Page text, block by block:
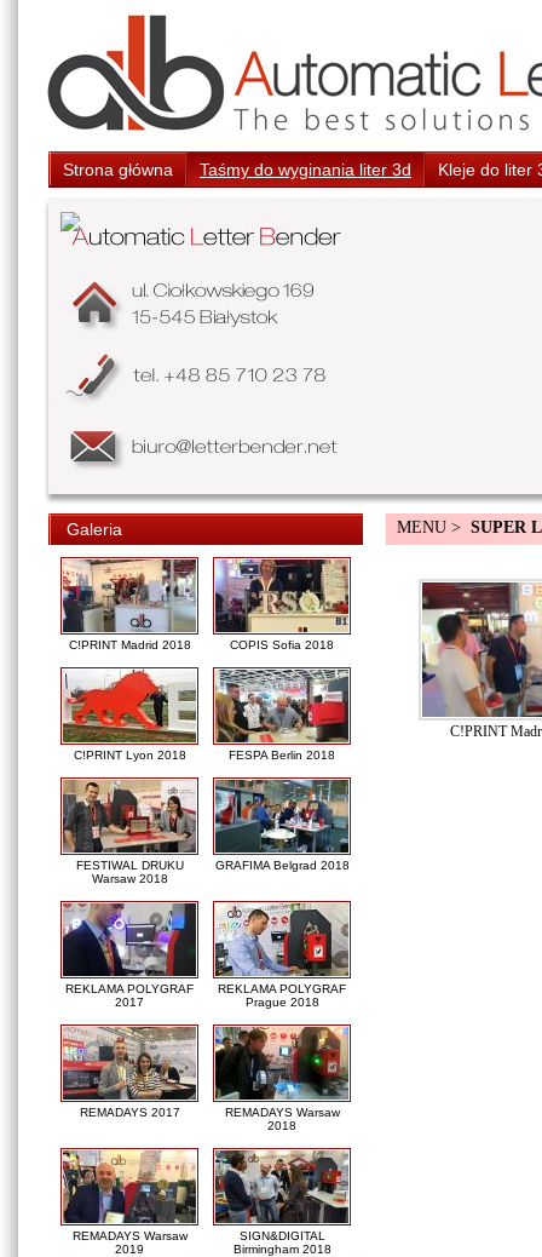
Strona główna Taśmy do wyginania liter 3d Kleje do liter
Galeria
C!PRINT Madrid 2018 COPIS Sofia 2018
C!PRINT Lyon 2018 FESPA Berlin 2018
FESTIWAL DRUKU
Warsaw 2018
GRAFIMA Belgrad 2018
REKLAMA POLYGRAF
2017
REKLAMA POLYGRAF
Prague 2018
REMADAYS 2017
REMADAYS Warsaw
2018
REMADAYS Warsaw
2019
SIGN&DIGITAL
Birmingham 2018
MENU > SUPER
C!PRINT